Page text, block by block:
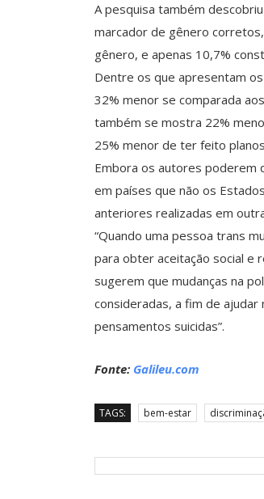
A pesquisa também
marcador de gênero
gênero, e apenas 10,7%
Dentre os que apresentam
32% menor se comparada
também se mostra 22%
25% menor de ter feito
Embora os autores poderem
em países que não os
anteriores realizadas em
“Quando uma pessoa trans
para obter aceitação social e
sugerem que mudanças na
consideradas, a fim de
pensamentos suicidas”.
Fonte: Galileu.com
TAGS: bem-estar